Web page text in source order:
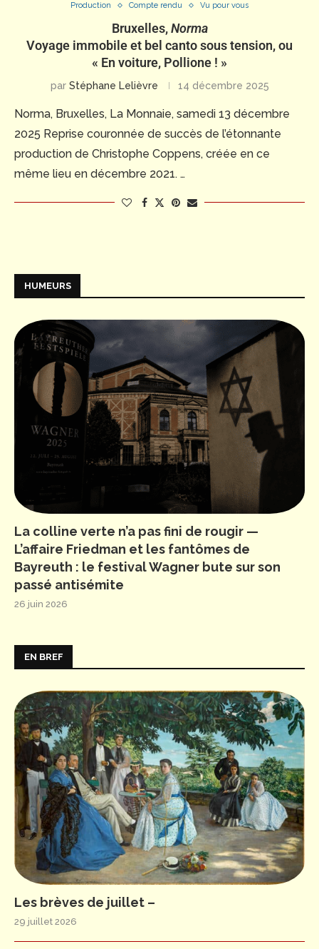
Production Compte rendu Vu pour vous
Bruxelles,Norma
Voyage immobile et bel canto sous tension, ou
« En voiture, Pollione ! »
par Stéphane Lelièvre 14 décembre 2025
Norma, Bruxelles, La Monnaie, samedi 13 décembre
2025 Reprise couronnée de succès de l’étonnante
production de Christophe Coppens, créée en ce
même lieu en décembre 2021. …
HUMEURS
La colline verte n’a pas fini de rougir —
L’affaire Friedman et les fantômes de
Bayreuth : le festival Wagner bute sur son
passé antisémite
26 juin 2026
EN BREF
Les brèves de juillet –
29 juillet 2026